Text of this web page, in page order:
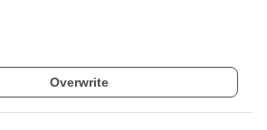
Overwrite